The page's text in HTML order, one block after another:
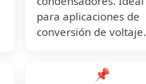
para aplicaciones de
conversión de voltaje.
📌